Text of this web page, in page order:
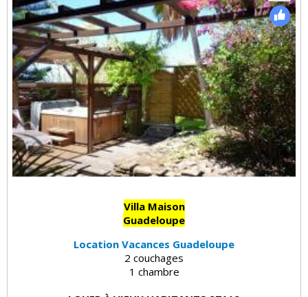
Villa Maison
Guadeloupe
Location Vacances Guadeloupe
2 couchages
1 chambre